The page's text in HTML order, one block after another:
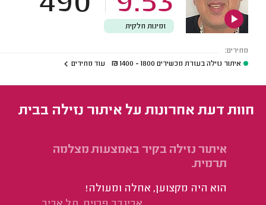
זמינות חלקית
מחירים:
איתור נזילה בעזרת מכשירים 1800 - 1400
₪ עוד מחירים
חוות דעת אחרונות על איתור נזילה בבית
איתור נזילה בקיר באמצעות מצלמה
תרמית.
הוא היה מקצוען, אחלה ומעולה!